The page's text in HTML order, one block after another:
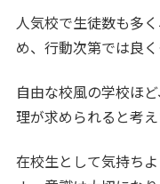
人気校で生徒数も多
め、行動次第では良
自由な校風の学校ほ
理が求められると考え
在校生として気持ち